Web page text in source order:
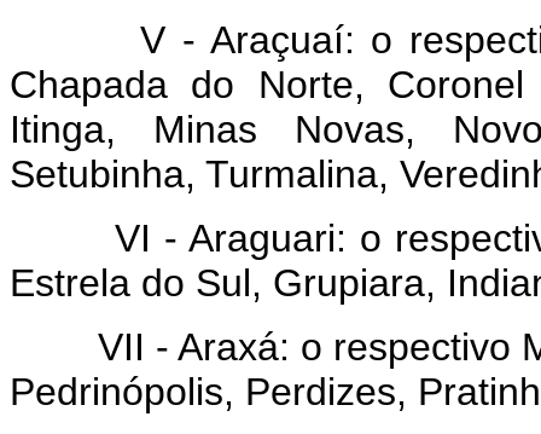
V - Araçuaí: o
Chapada do Norte,
Itinga, Minas Novas,
Setubinha, Turmalina,
VI - Araguari: o
Estrela do Sul, Grupiara,
VII - Araxá: o respectivo
Pedrinópolis, Perdizes,